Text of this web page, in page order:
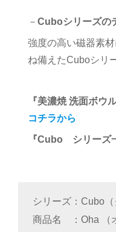
－ Cuboシリーズの
強度の高い磁器素
ね備えたCuboシリ
『美濃焼 洗面ボウ
コチラから
『Cubo シリーズ
シリーズ
Cubo（
商品名
Oha （